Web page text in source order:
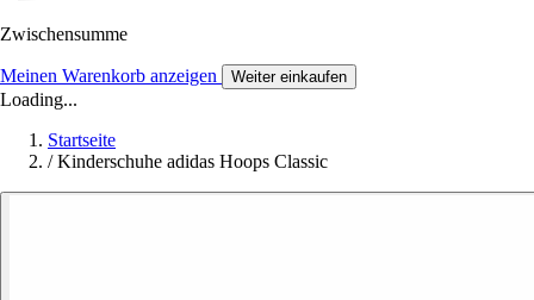
Zwischensumme
Meinen Warenkorb anzeigen Weiter einkaufen
Loading...
Startseite
/ Kinderschuhe adidas Hoops Classic